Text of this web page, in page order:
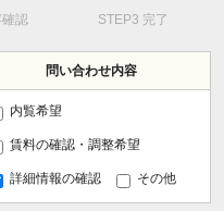
認 STEP3 完了
問い合わせ内容
内覧希望
賃料の確認・調整希望
詳細情報の確認 その他